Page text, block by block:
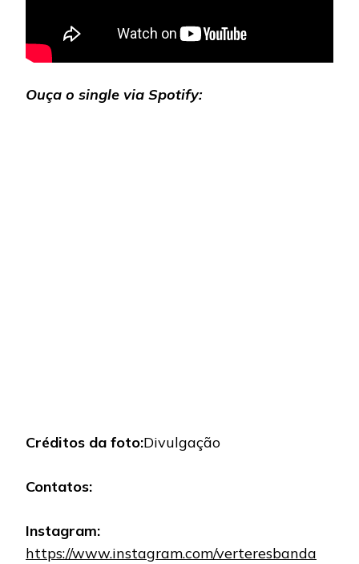
Ouça o single via Spotify:
Créditos da foto:Divulgação
Contatos:
Instagram:
https://www.instagram.com/verteresbanda